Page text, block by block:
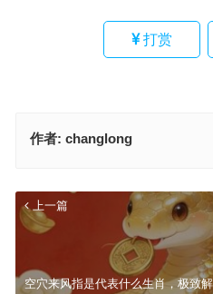
打赏
作者: changlong
上一篇
空穴来风指是代表什么生肖，极致